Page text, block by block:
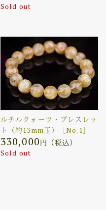
Sold out
ルチルクォーツ・ブレスレッ
ト（約13mm玉）［No.1］
330,000円（税込）
Sold out